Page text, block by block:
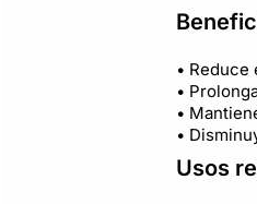
• Reduce
•
•
•
Usos